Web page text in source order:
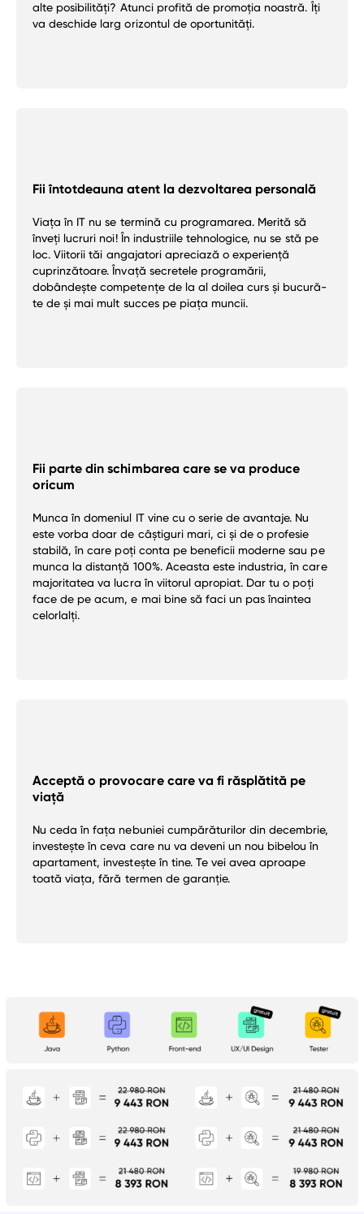
alte posibilități? Atunci profită de promoția noastră. Îți
va deschide larg orizontul de oportunități.
Fii întotdeauna atent la dezvoltarea personală
Viața în IT nu se termină cu programarea. Merită să
înveți lucruri noi! În industriile tehnologice, nu se stă pe
loc. Viitorii tăi angajatori apreciază o experiență
cuprinzătoare. Învață secretele programării,
dobândește competențe de la al doilea curs și bucură-
te de și mai mult succes pe piața muncii.
Fii parte din schimbarea care se va produce
oricum
Munca în domeniul IT vine cu o serie de avantaje. Nu
este vorba doar de câștiguri mari, ci și de o profesie
stabilă, în care poți conta pe beneficii moderne sau pe
munca la distanță 100%. Aceasta este industria, în care
majoritatea va lucra în viitorul apropiat. Dar tu o poți
face de pe acum, e mai bine să faci un pas înaintea
celorlalți.
Acceptă o provocare care va fi răsplătită pe
viață
Nu ceda în fața nebuniei cumpărăturilor din decembrie,
investește în ceva care nu va deveni un nou bibelou în
apartament, investește în tine. Te vei avea aproape
toată viața, fără termen de garanție.